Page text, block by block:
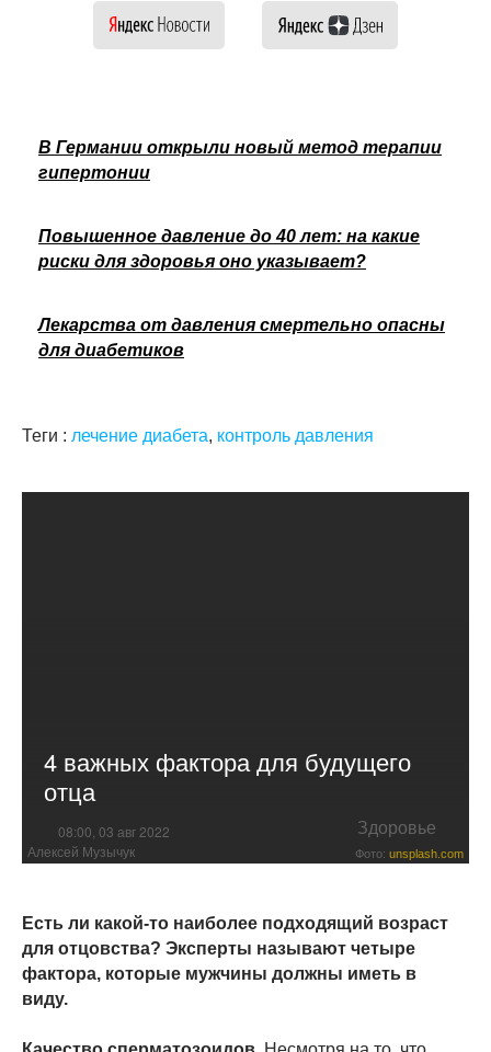
В Германии открыли новый метод терапии
гипертонии
Повышенное давление до 40 лет: на какие
риски для здоровья оно указывает?
Лекарства от давления смертельно опасны
для диабетиков
Теги : лечение диабета, контроль давления
4 важных фактора для будущего
отца
08:00, 03 авг 2022 Здоровье
Алексей Музычук Фото: unsplash.com
Есть ли какой-то наиболее подходящий возраст
для отцовства? Эксперты называют четыре
фактора, которые мужчины должны иметь в
виду.